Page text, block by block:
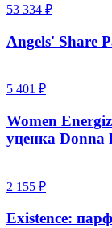
53 334 ₽
Angels' Share
5 401 ₽
Women
уценка Donna
2 155 ₽
Existence: